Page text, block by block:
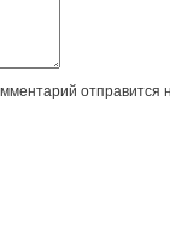
отправится